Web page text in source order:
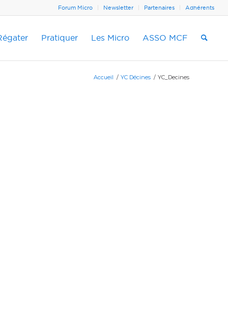
Forum Micro Newsletter Partenaires Adhérents
Pratiquer Les Micro ASSO MCF
Accueil / YC Décines / YC_Decines